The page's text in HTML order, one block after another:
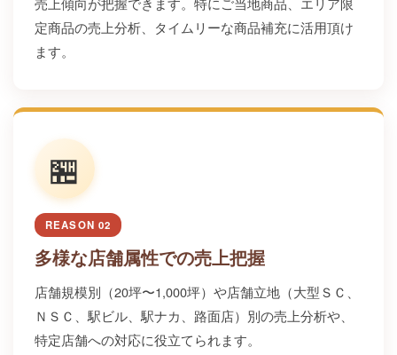
定商品の売上分析、タイムリーな商品補充に活用頂け
ます。
🏪
REASON 02
多様な店舗属性での売上把握
店舗規模別（20坪〜1,000坪）や店舗立地（大型ＳＣ、
ＮＳＣ、駅ビル、駅ナカ、路面店）別の売上分析や、
特定店舗への対応に役立てられます。